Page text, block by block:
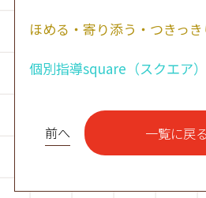
ほめる・寄り添う・つきっき
個別指導square（スクエア）
前へ 一覧に戻る